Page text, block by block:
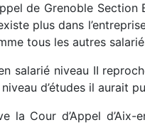
de Grenoble
plus dans
tous les autres
salarié niveau II
d’études il aurait
la Cour d’Appel